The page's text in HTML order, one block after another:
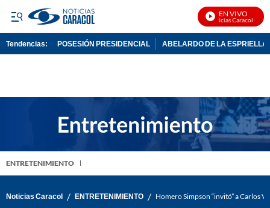
EN VIVO
Noticias Caracol En
Tendencias: POSESIÓN PRESIDENCIAL ABELARDO DE LA ESPRIELLA
ENTRETENIMIENTO
Noticias Caracol / ENTRETENIMIENTO / Homero Simpson “invitó” a Carlos